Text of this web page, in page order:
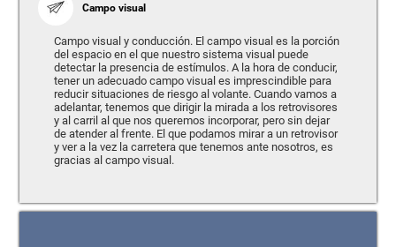
Campo visual
Campo visual y conducción. El campo visual es la porción
del espacio en el que nuestro sistema visual puede
detectar la presencia de estímulos. A la hora de conducir,
tener un adecuado campo visual es imprescindible para
reducir situaciones de riesgo al volante. Cuando vamos a
adelantar, tenemos que dirigir la mirada a los retrovisores
y al carril al que nos queremos incorporar, pero sin dejar
de atender al frente. El que podamos mirar a un retrovisor
y ver a la vez la carretera que tenemos ante nosotros, es
gracias al campo visual.